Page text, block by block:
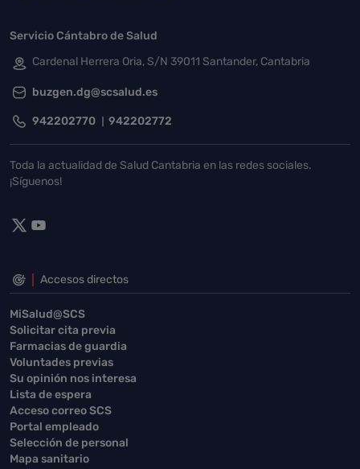
Servicio Cántabro de Salud
Cardenal Herrera Oria, S/N 39011 Santander, Cantabria
buzgen.dg@scsalud.es
942202770 942202772
Toda la actualidad de Salud Cantabria en las redes sociales.
¡Síguenos!
Accesos directos
MiSalud@SCS
Solicitar cita previa
Farmacias de guardia
Voluntades previas
Su opinión nos interesa
Lista de espera
Acceso correo SCS
Portal empleado
Selección de personal
Mapa sanitario